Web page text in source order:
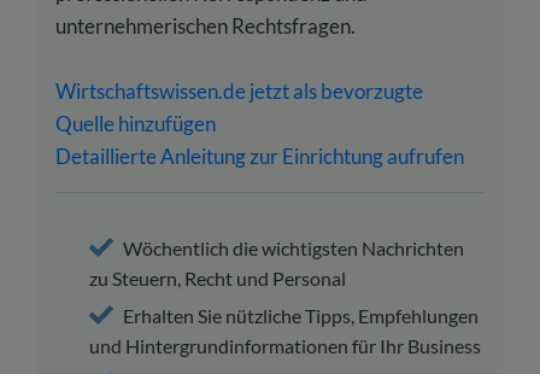
unternehmerischen Rechtsfragen.
Wirtschaftswissen.de jetzt als bevorzugte
Quelle hinzufügen
Detaillierte Anleitung zur Einrichtung aufrufen
Wöchentlich die wichtigsten Nachrichten
zu Steuern, Recht und Personal
Erhalten Sie nützliche Tipps, Empfehlungen
und Hintergrundinformationen für Ihr Business